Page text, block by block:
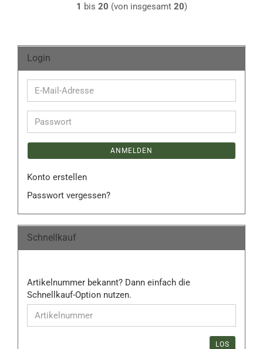
1 bis 20 (von insgesamt 20)
Login
E-
Mail-
Passwort
ANMELDEN
Konto erstellen
Passwort vergessen?
Schnellkauf
ARTIKELNUMMER
BEKANNT?
DANN
EINFACH
Artikelnummer bekannt? Dann einfach die
Schnellkauf-Option nutzen.
LOS